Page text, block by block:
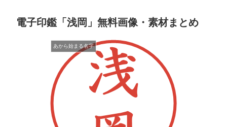
電子印鑑「浅岡」無料画像・素材まとめ
あから始まる名字